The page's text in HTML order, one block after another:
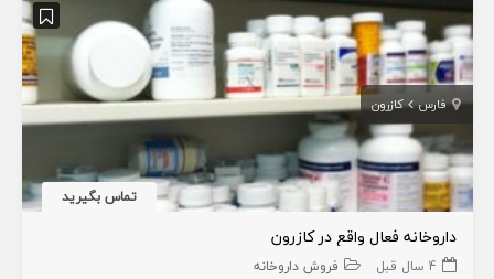
فارس کازرون
تماس بگیرید
داروخانه فعال واقع در کازرون
4 سال قبل فروش داروخانه